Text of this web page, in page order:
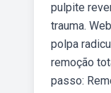
pulpite
trauma.
polpa
remoção
passo: